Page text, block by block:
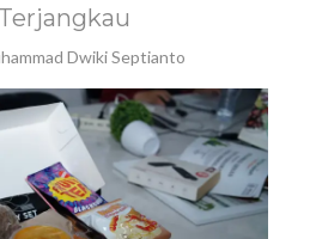
Dwiki Septianto